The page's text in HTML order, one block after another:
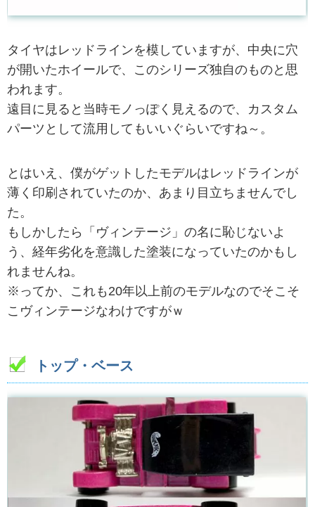
タイヤはレッドラインを模していますが、中央に穴
が開いたホイールで、このシリーズ独自のものと思
われます。
遠目に見ると当時モノっぽく見えるので、カスタム
パーツとして流用してもいいぐらいですね～。
とはいえ、僕がゲットしたモデルはレッドラインが
薄く印刷されていたのか、あまり目立ちませんでし
た。
もしかしたら「ヴィンテージ」の名に恥じないよ
う、経年劣化を意識した塗装になっていたのかもし
れませんね。
※ってか、これも20年以上前のモデルなのでそこそ
こヴィンテージなわけですがｗ
トップ・ベース